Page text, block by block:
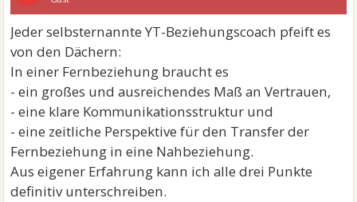
Jeder selbsternannte YT-Beziehungscoach pfeift es
von den Dächern:
In einer Fernbeziehung braucht es
- ein großes und ausreichendes Maß an Vertrauen,
- eine klare Kommunikationsstruktur und
- eine zeitliche Perspektive für den Transfer der
Fernbeziehung in eine Nahbeziehung.
Aus eigener Erfahrung kann ich alle drei Punkte
definitiv unterschreiben.